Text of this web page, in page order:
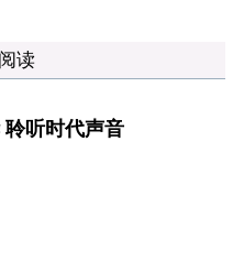
读
听时代声音